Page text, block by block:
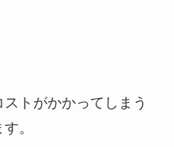
トがかかってしまう
。